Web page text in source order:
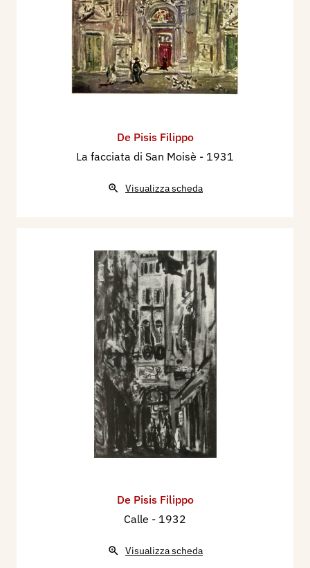
De Pisis Filippo
La facciata di San Moisè - 1931
Visualizza scheda
De Pisis Filippo
Calle - 1932
Visualizza scheda